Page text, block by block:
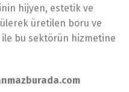
hijyen, estetik ve
üretilen boru ve
ile bu sektörün hizmetine